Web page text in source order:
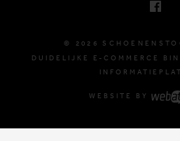
© 2026
DUIDELIJKE E-COMMERCE
WEBSITE BY